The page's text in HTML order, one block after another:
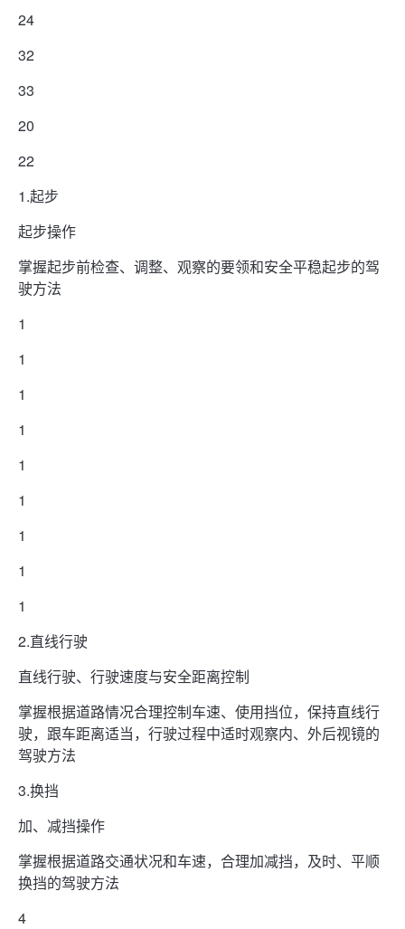
24
32
33
20
22
1.起步
起步操作
掌握起步前检查、调整、观察的要领和安全平稳起步的驾
驶方法
1
1
1
1
1
1
1
1
1
2.直线行驶
直线行驶、行驶速度与安全距离控制
掌握根据道路情况合理控制车速、使用挡位，保持直线行
驶，跟车距离适当，行驶过程中适时观察内、外后视镜的
驾驶方法
3.换挡
加、减挡操作
掌握根据道路交通状况和车速，合理加减挡，及时、平顺
换挡的驾驶方法
4